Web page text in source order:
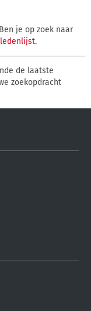
je op zoek naar
ledenlijst.
de laatste
zoekopdracht